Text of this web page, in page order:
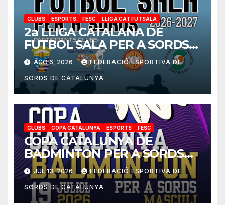
CLUBS ESPORTS FESC LLIGA CAT FUTSALA
2a LLIGA CATALANA DE
FUTBOL SALA PER A SORDS
2026-2027
AGO 6, 2026 FEDERACIÓ ESPORTIVA DE
SORDS DE CATALUNYA
CLUBS COPA CATALUNYA ESPORTS FESC
COPA CATALUNYA DE
BADMINTON PER A SORDS
2026
JUL 13, 2026 FEDERACIÓ ESPORTIVA DE
SORDS DE CATALUNYA